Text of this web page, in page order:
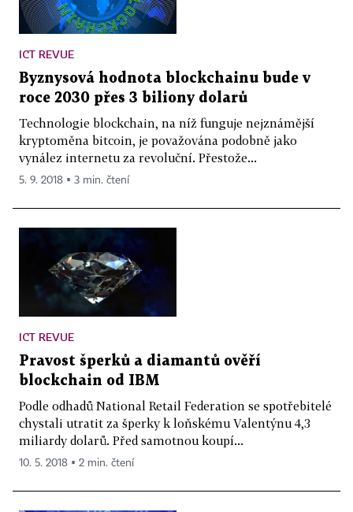
ICT REVUE
Byznysová hodnota blockchainu bude v
roce 2030 přes 3 biliony dolarů
Technologie blockchain, na níž funguje nejznámější
kryptoměna bitcoin, je považována podobně jako
vynález internetu za revoluční. Přestože...
5. 9. 2018 ▪ 3 min. čtení
ICT REVUE
Pravost šperků a diamantů ověří
blockchain od IBM
Podle odhadů National Retail Federation se spotřebitelé
chystali utratit za šperky k loňskému Valentýnu 4,3
miliardy dolarů. Před samotnou koupí...
10. 5. 2018 ▪ 2 min. čtení